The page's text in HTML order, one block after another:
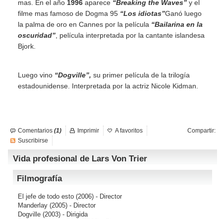
mas. En el año 1996 aparece “Breaking the Waves” y el
filme mas famoso de Dogma 95 “Los idiotas”Ganó luego
la palma de oro en Cannes por la película “Bailarina en la
oscuridad” , película interpretada por la cantante islandesa
Bjork.
Luego vino “Dogville”, su primer película de la trilogía
estadounidense. Interpretada por la actriz Nicole Kidman.
Comentarios (1) Compartir:
Imprimir
A favoritos
Suscribirse
Vida profesional de Lars Von Trier
Filmografía
El jefe de todo esto (2006) - Director
Manderlay (2005) - Director
Dogville (2003) - Dirigida